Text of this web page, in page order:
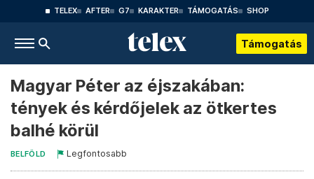
TELEX AFTER G7 KARAKTER TÁMOGATÁS SHOP
Támogatás
Magyar Péter az éjszakában:
tények és kérdőjelek az ötkertes
balhé körül
BELFÖLD Legfontosabb